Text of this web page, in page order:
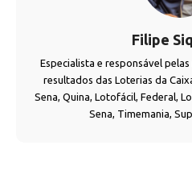
Filipe
Especialista e responsável
resultados das Loterias da
Sena, Quina, Lotofácil, Federal,
Sena, Timemania,